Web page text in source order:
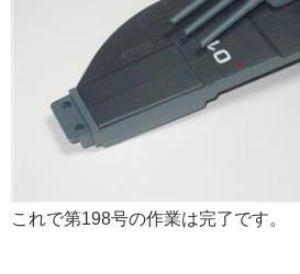
これで第198号の作業は完了です。